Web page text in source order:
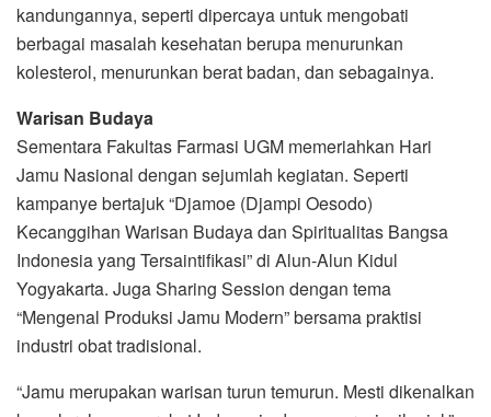
kandungannya, seperti dipercaya untuk mengobati
berbagai masalah kesehatan berupa menurunkan
kolesterol, menurunkan berat badan, dan sebagainya.
Warisan Budaya
Sementara Fakultas Farmasi UGM memeriahkan Hari
Jamu Nasional dengan sejumlah kegiatan. Seperti
kampanye bertajuk “Djamoe (Djampi Oesodo)
Kecanggihan Warisan Budaya dan Spiritualitas Bangsa
Indonesia yang Tersaintifikasi” di Alun-Alun Kidul
Yogyakarta. Juga Sharing Session dengan tema
“Mengenal Produksi Jamu Modern” bersama praktisi
industri obat tradisional.
“Jamu merupakan warisan turun temurun. Mesti dikenalkan